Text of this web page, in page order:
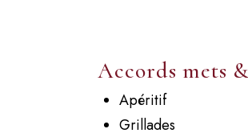
Accords mets
Apéritif
Grillades